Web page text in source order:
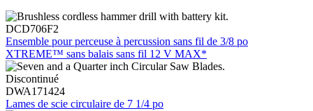
DCD706F2
Ensemble pour perceuse à percussion sans fil de 3/8 po
XTREME™ sans balais sans fil 12 V MAX*
Discontinué
DWA171424
Lames de scie circulaire de 7 1/4 po